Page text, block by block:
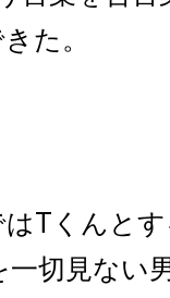
た。
Tくんと
切見ない